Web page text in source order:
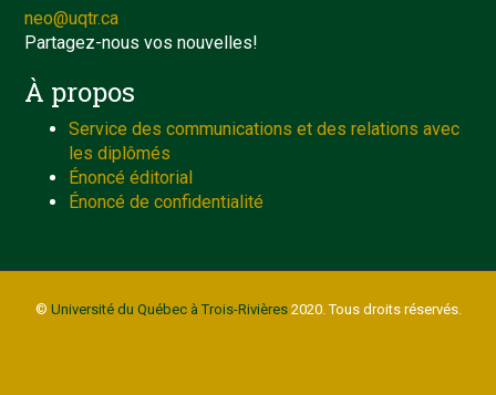
neo@uqtr.ca
Partagez-nous vos nouvelles!
À propos
Service des communications et des relations avec
les diplômés
Énoncé éditorial
Énoncé de confidentialité
© Université du Québec à Trois-Rivières2020. Tous droits réservés.